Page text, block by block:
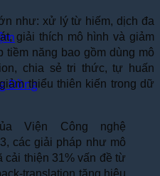
Đồng
như: xử lý từ hiếm, dịch đa
giải thích mô hình và giảm
tiềm năng bao gồm dùng mô
chia sẻ tri thức, tự huấn
thiểu thiên kiến trong dữ
Viện Công nghệ
các giải pháp như mô
cải thiện 31% vấn đề từ
translation tăng hiệu